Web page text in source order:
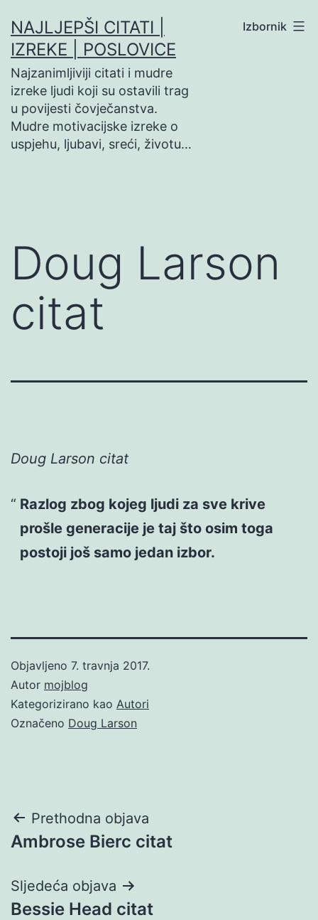
na
sadržaj
NAJLJEPŠI CITATI |
IZREKE | POSLOVICE
Najzanimljiviji citati i mudre
izreke ljudi koji su ostavili trag
u povijesti čovječanstva.
Mudre motivacijske izreke o
uspjehu, ljubavi, sreći, životu…
Izbornik
Doug Larson
citat
Doug Larson citat
Razlog zbog kojeg ljudi za sve krive
prošle generacije je taj što osim toga
postoji još samo jedan izbor.
Objavljeno 7. travnja 2017.
Autor mojblog
Kategorizirano kao Autori
Označeno Doug Larson
Navigacija
objava
Prethodna objava
Ambrose Bierc citat
Sljedeća objava
Bessie Head citat